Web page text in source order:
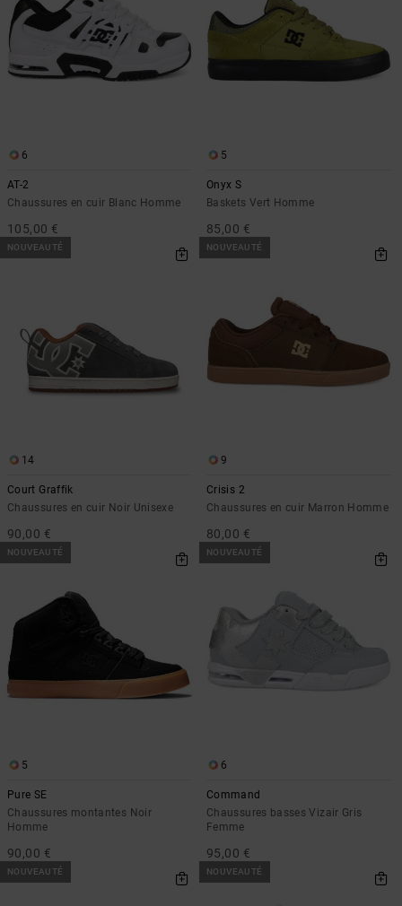
6
AT-2
Chaussures en cuir Blanc Homme
105,00 €
5
Onyx S
Baskets Vert Homme
85,00 €
NOUVEAUTÉ
14
Court Graffik
Chaussures en cuir Noir Unisexe
90,00 €
NOUVEAUTÉ
9
Crisis 2
Chaussures en cuir Marron Homme
80,00 €
NOUVEAUTÉ
5
Pure SE
Chaussures montantes Noir
Homme
90,00 €
NOUVEAUTÉ
6
Command
Chaussures basses Vizair Gris
Femme
95,00 €
NOUVEAUTÉ NOUVEAUTÉ